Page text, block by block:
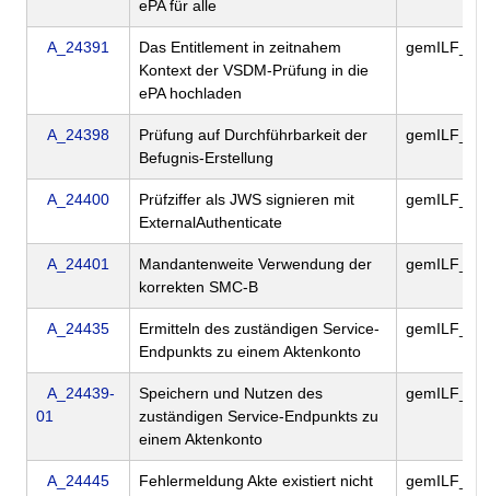
ePA für alle
A_24391
Das Entitlement in zeitnahem
Kontext der VSDM-Prüfung in die
ePA hochladen
A_24398
Prüfung auf Durchführbarkeit der
Befugnis-Erstellung
A_24400
Prüfziffer als JWS signieren mit
ExternalAuthenticate
A_24401
Mandantenweite Verwendung der
korrekten SMC-B
A_24435
Ermitteln des zuständigen Service-
Endpunkts zu einem Aktenkonto
A_24439-
01
Speichern und Nutzen des
zuständigen Service-Endpunkts zu
einem Aktenkonto
A_24445 Fehlermeldung Akte existiert nicht